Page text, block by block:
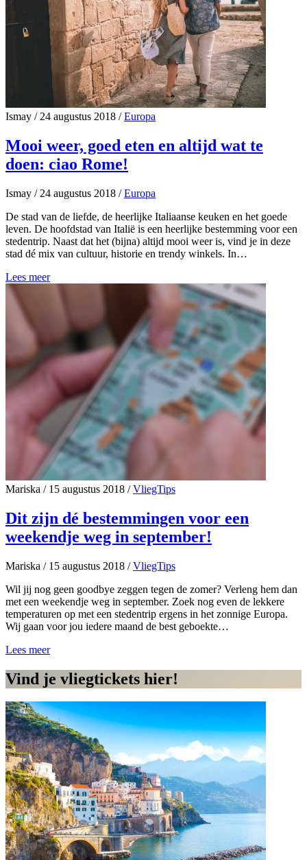
Ismay /24 augustus 2018 / Europa
Mooi weer, goed eten en altijd wat te
doen: ciao Rome!
Ismay /24 augustus 2018 / Europa
De stad van de liefde, de heerlijke Italiaanse keuken en het goede
leven. De hoofdstad van Italië is een heerlijke bestemming voor een
stedentrip. Naast dat het (bijna) altijd mooi weer is, vind je in deze
stad dé mix van cultuur, historie en trendy winkels. In…
Lees meer
Mariska /15 augustus 2018 / VliegTips
Dit zijn dé bestemmingen voor een
weekendje weg in september!
Mariska /15 augustus 2018 / VliegTips
Wil jij nog geen goodbye zeggen tegen de zomer? Verleng hem dan
met een weekendje weg in september. Zoek nog even de lekkere
temperaturen op met een stedentrip ergens in het zonnige Europa.
Wij gaan voor jou iedere maand de best geboekte…
Lees meer
Vind je vliegtickets hier!